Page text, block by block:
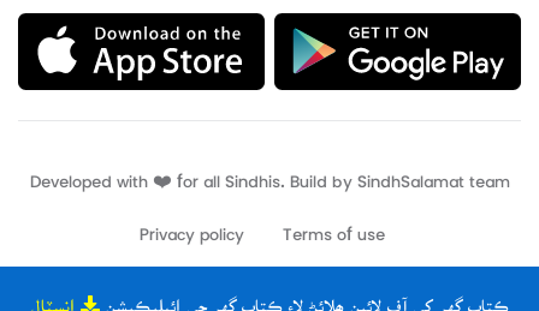
ڪتاب گهر کي آف لائين ھلائڻ لاءِ ڪتاب گهر جي ائپليڪيشن انسٽال
Developed with ❤️ for all Sindhis. Build by SindhSalamat
Terms of use
Privacy policy